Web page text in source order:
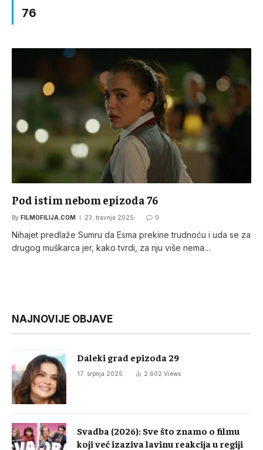
76
Pod istim nebom epizoda 76
By FILMOFILIJA.COM 23. travnja 2025. 0
Nihajet predlaže Sumru da Esma prekine trudnoću i uda se za
drugog muškarca jer, kako tvrdi, za nju više nema…
NAJNOVIJE OBJAVE
Daleki grad epizoda 29
17. srpnja 2025. 2.602 Views
Svadba (2026): Sve što znamo o filmu
koji već izaziva lavinu reakcija u regiji